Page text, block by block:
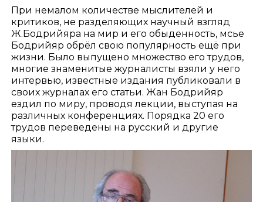
При немалом количестве мыслителей и
критиков, не разделяющих научный взгляд
Ж.Бодрийяра на мир и его обыденность, мсье
Бодрийяр обрёл свою популярность ещё при
жизни. Было выпущено множество его трудов,
многие знаменитые журналисты взяли у него
интервью, известные издания публиковали в
своих журналах его статьи. Жан Бодрийяр
ездил по миру, проводя лекции, выступая на
различных конференциях. Порядка 20 его
трудов переведены на русский и другие
языки.